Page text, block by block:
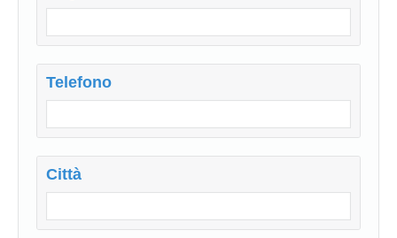
Telefono
Città